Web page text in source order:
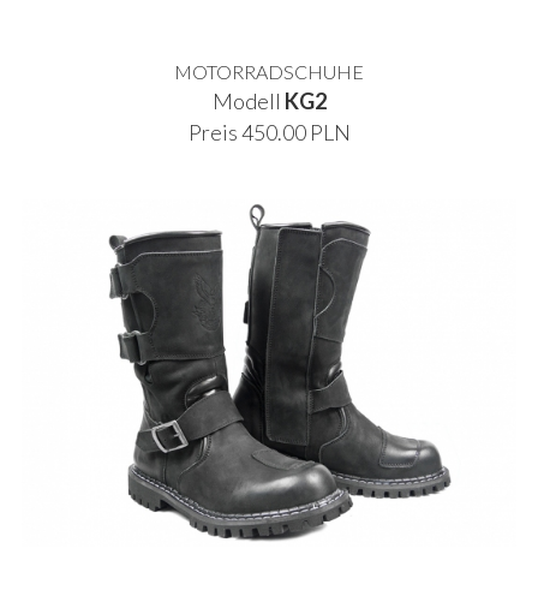
MOTORRADSCHUHE
Modell KG2
Preis 450.00 PLN